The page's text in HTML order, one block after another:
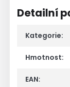
Detailní
Kategorie:
Hmotnost:
EAN: